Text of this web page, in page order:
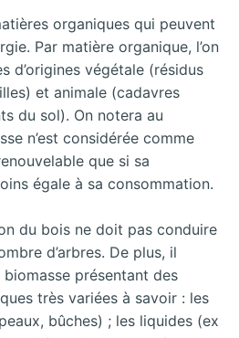
organiques qui peuvent
Par matière organique, l’on
d’origines végétale (résidus
et animale (cadavres
du sol). On notera au
n’est considérée comme
que si sa
égale à sa consommation.
du bois ne doit pas conduire
d’arbres. De plus, il
présentant des
très variées à savoir : les
bûches) ; les liquides (ex